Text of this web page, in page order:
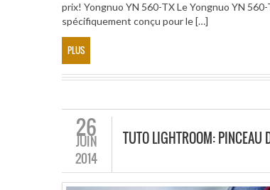
prix! Yongnuo YN 560-TX Le Yongnuo YN
spécifiquement conçu pour le […]
PLUS
26
JUIN
2014
TUTO LIGHTROOM: PINCEAU